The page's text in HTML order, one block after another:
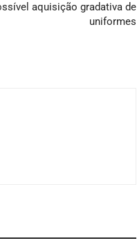
aquisição gradativa de
uniformes